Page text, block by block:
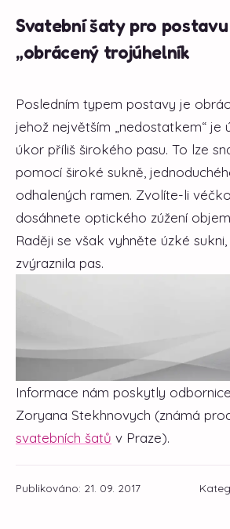
Svatební šaty pro
„obrácený trojúhelník
Posledním typem postavy je
jehož největším „nedostatkem“ je
úkor příliš širokého pasu. To lze
pomocí široké sukně,
odhalených ramen. Zvolíte-li
dosáhnete optického zúžení
Raději se však vyhněte úzké
zvýraznila pas.
Informace nám poskytly
Zoryana Stekhnovych (známá
svatebních šatů v Praze).
Publikováno: 21. 09. 2017